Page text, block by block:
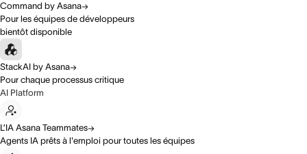
Command by Asana
Pour les équipes de développeurs
bientôt disponible
StackAI by Asana
Pour chaque processus critique
AI Platform
L’IA Asana Teammates
Agents IA prêts à l'emploi pour toutes les équipes